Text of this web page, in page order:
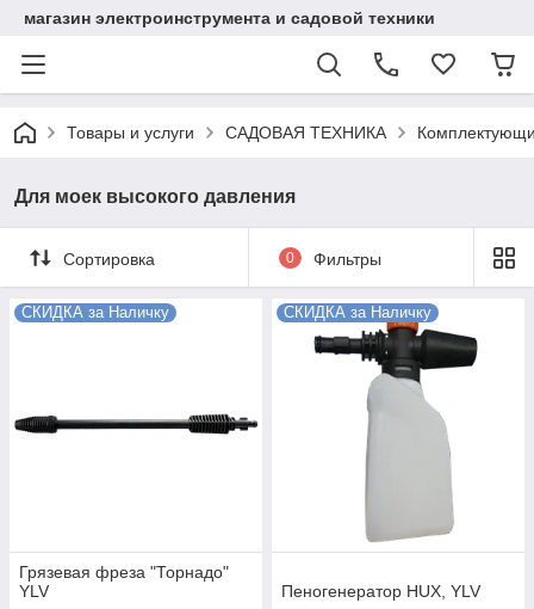
магазин электроинструмента и садовой техники
Товары и услуги САДОВАЯ ТЕХНИКА
Для моек высокого давления
Сортировка 0 Фильтры
СКИДКА за Наличку
Грязевая фреза "Торнадо"
YLV
СКИДКА за Наличку
Пеногенератор HUX, YLV